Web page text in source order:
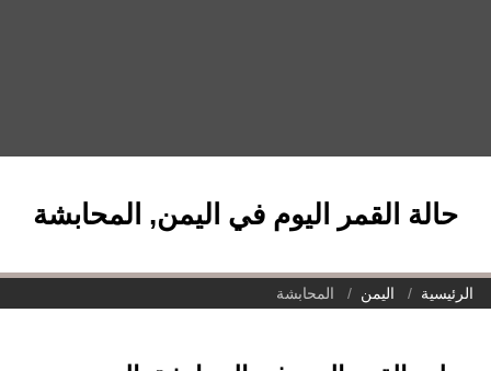
حالة القمر اليوم في اليمن, المحابشة
الرئيسية اليمن المحابشة